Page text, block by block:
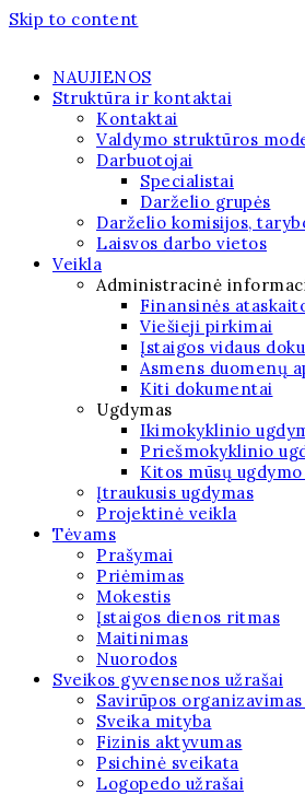
Skip to content
NAUJIENOS
Struktūra ir kontaktai
Kontaktai
Valdymo struktūros
Darbuotojai
Specialistai
Darželio grupės
Darželio komisijos,
Laisvos darbo vietos
Veikla
Administracinė
Finansinės
Viešieji pirkimai
Įstaigos vidaus
Asmens duomenų
Kiti dokumentai
Ugdymas
Ikimokyklinio
Priešmokyklinio
Kitos mūsų
Įtraukusis ugdymas
Projektinė veikla
Tėvams
Prašymai
Priėmimas
Mokestis
Įstaigos dienos ritmas
Maitinimas
Nuorodos
Sveikos gyvensenos užrašai
Savirūpos
Sveika mityba
Fizinis aktyvumas
Psichinė sveikata
Logopedo užrašai